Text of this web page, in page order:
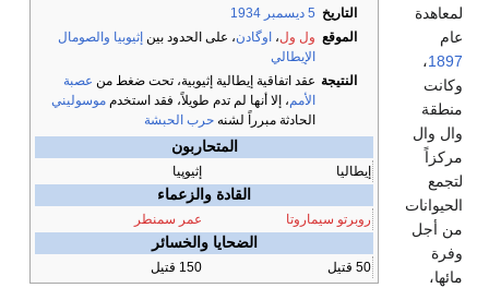
التاريخ 5 ديسمبر
1934
الموقع ول ول، اوگادن، على الحدود بين إثيوبيا والصومال
الإيطالي
النتيجة عقد اتفاقية إيطالية إثيوبية، تحت ضغط من عصبة
الأمم، إلا أنها لم تدم طويلاً، فقد استخدم موسوليني
الحادثة مبرراً لشنه حرب الحبشة
المتحاربون
إيطاليا إثيوپيا
القادة والزعماء
روبرتو سيماروتا عمر سمنطر
الضحايا والخسائر
50 قتيل 150 قتيل
لمعاهدة
عام
1897،
وكانت
منطقة
وال وال
مركزاً
لتجمع
الحيوانات
من أجل
وفرة
مائها،